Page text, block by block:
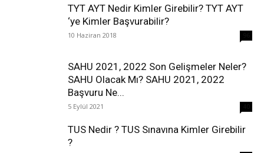
TYT AYT Nedir Kimler Girebilir? TYT AYT
‘ye Kimler Başvurabilir?
10 Haziran 2018
SAHU 2021, 2022 Son Gelişmeler Neler?
SAHU Olacak Mı? SAHU 2021, 2022
Başvuru Ne...
5 Eylül 2021
TUS Nedir ? TUS Sınavına Kimler Girebilir
?